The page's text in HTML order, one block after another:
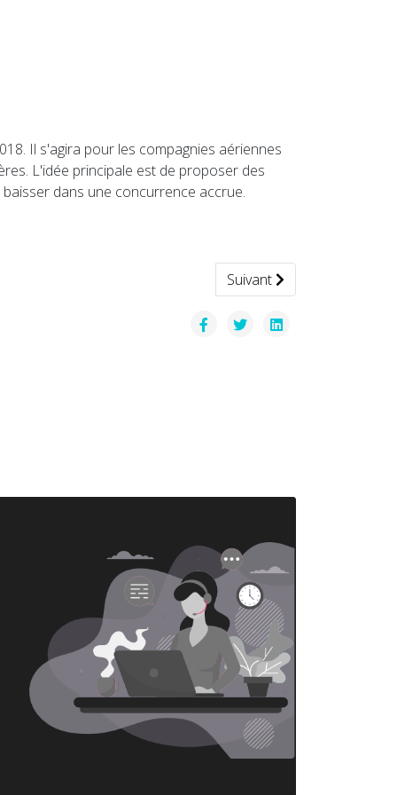
Il s'agira pour les compagnies aériennes
L'idée principale est de proposer des
dans une concurrence accrue.
Article suivant : inOut
Suivant